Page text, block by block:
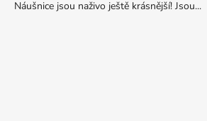
Náušnice jsou naživo ještě krásnější! Jsou...